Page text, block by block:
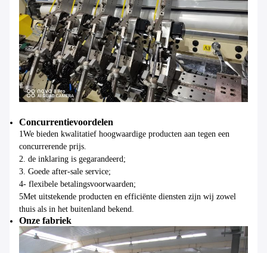
Concurrentievoordelen
1We bieden kwalitatief hoogwaardige producten aan tegen een
concurrerende prijs.
2. de inklaring is gegarandeerd;
3. Goede after-sale service;
4- flexibele betalingsvoorwaarden;
5Met uitstekende producten en efficiënte diensten zijn wij zowel
thuis als in het buitenland bekend.
Onze fabriek